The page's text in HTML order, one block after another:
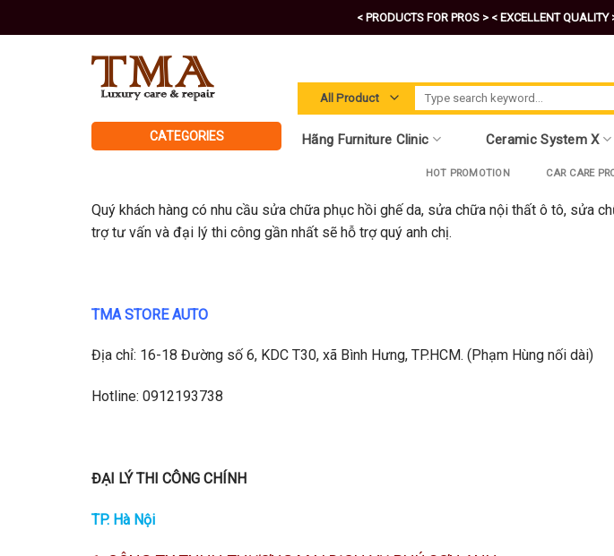
to
< PRODUCTS FOR PROS > < EXCELLENT QUALITY
Search
for:
CATEGORIES Hãng Furniture Clinic Ceramic System X
HOT PROMOTION CAR CARE
Quý khách hàng có nhu cầu sửa chữa phục hồi ghế da, sửa chữa nội thất ô tô, sửa
trợ tư vấn và đại lý thi công gần nhất sẽ hỗ trợ quý anh chị.
TMA STORE AUTO
Địa chỉ: 16-18 Đường số 6, KDC T30, xã Bình Hưng, TP.HCM. (Phạm Hùng nối dài)
Hotline: 0912193738
ĐẠI LÝ THI CÔNG CHÍNH
TP. Hà Nội